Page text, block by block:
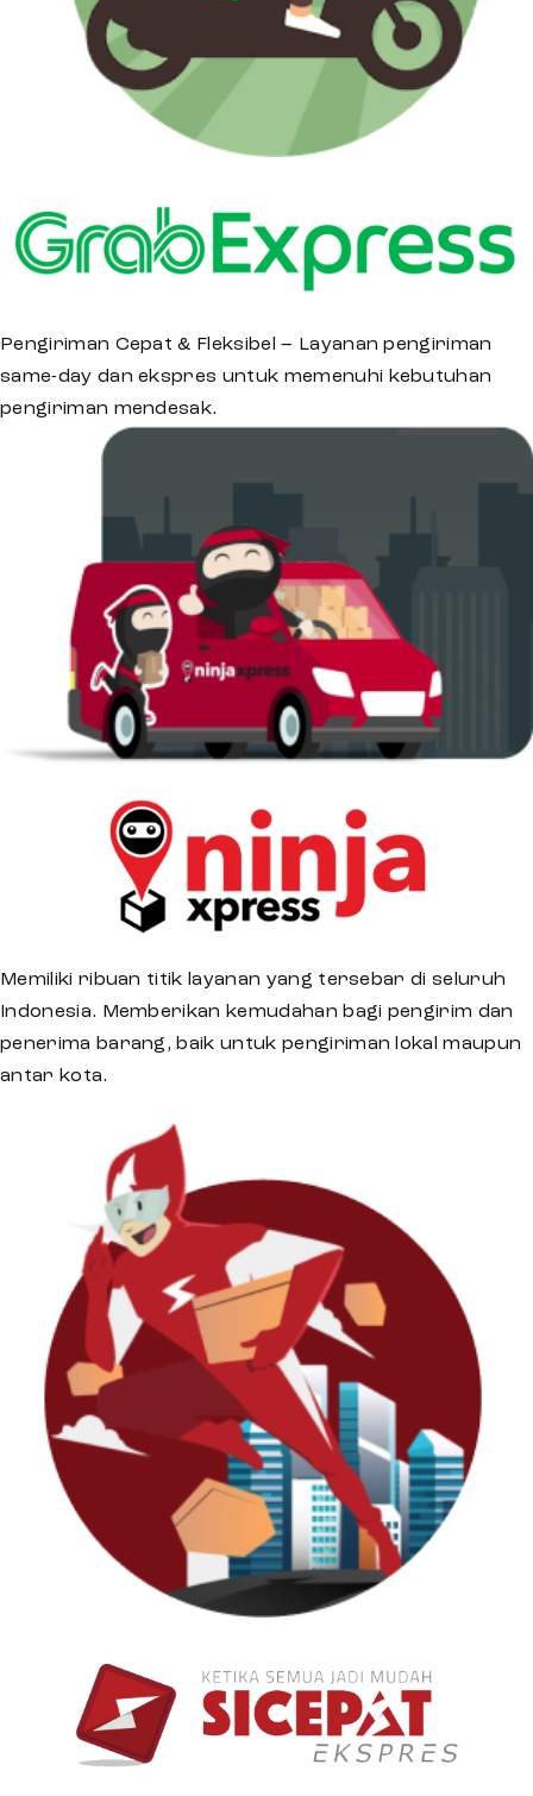
Pengiriman Cepat & Fleksibel – Layanan pengiriman
same-day dan ekspres untuk memenuhi kebutuhan
pengiriman mendesak.
Memiliki ribuan titik layanan yang tersebar di seluruh
Indonesia. Memberikan kemudahan bagi pengirim dan
penerima barang, baik untuk pengiriman lokal maupun
antar kota.